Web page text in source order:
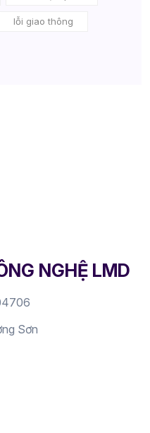
lỗi giao thông
NGHỆ LMD
Sơn